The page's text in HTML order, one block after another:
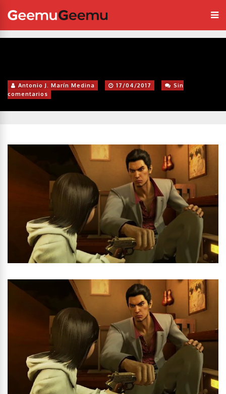
Antonio J. Marín Medina 17/04/2017
Sin
comentarios